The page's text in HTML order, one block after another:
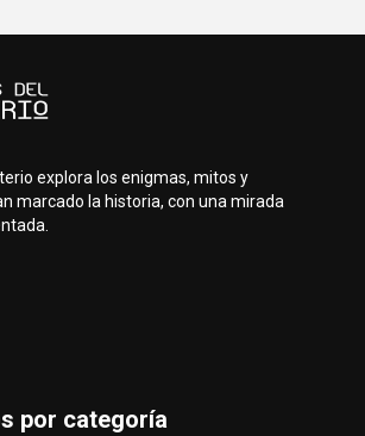
explora los enigmas, mitos y
marcado la historia, con una mirada
por categoría